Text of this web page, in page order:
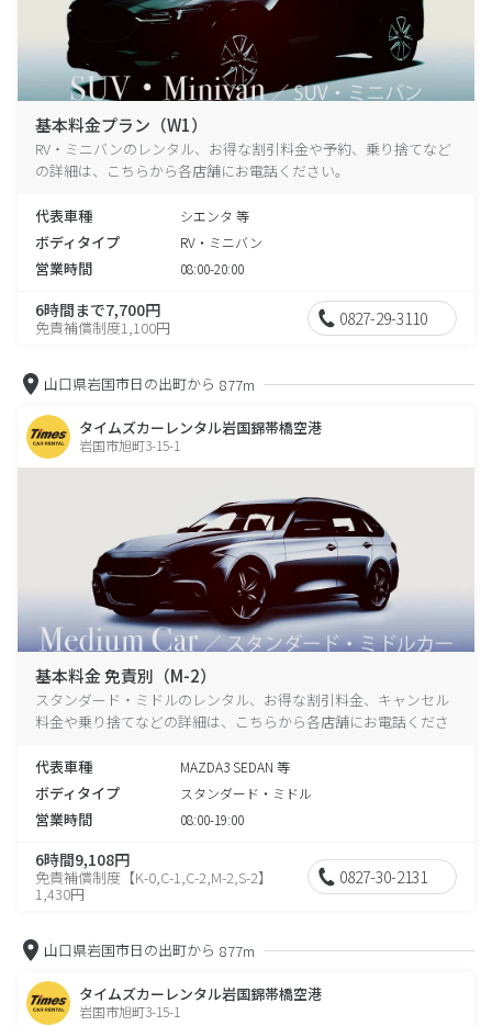
基本料金プラン（W1）
RV・ミニバンのレンタル、お得な割引料金や予約、乗り捨てなど
の詳細は、こちらから各店舗にお電話ください。
代表車種 シエンタ 等
ボディタイプ RV・ミニバン
営業時間 08:00-20:00
6時間まで7,700円
免責補償制度1,100円 0827-29-3110
山口県岩国市日の出町から 877m
タイムズカーレンタル岩国錦帯橋空港
岩国市旭町3-15-1
基本料金 免責別（M-2）
スタンダード・ミドルのレンタル、お得な割引料金、キャンセル
料金や乗り捨てなどの詳細は、こちらから各店舗にお電話くださ
代表車種
MAZDA3 SEDAN 等
ボディタイプ スタンダード・ミドル
営業時間 08:00-19:00
6時間9,108円
免責補償制度【K-0,C-1,C-2,M-2,S-2】
1,430円
0827-30-2131
山口県岩国市日の出町から 877m
タイムズカーレンタル岩国錦帯橋空港
岩国市旭町3-15-1